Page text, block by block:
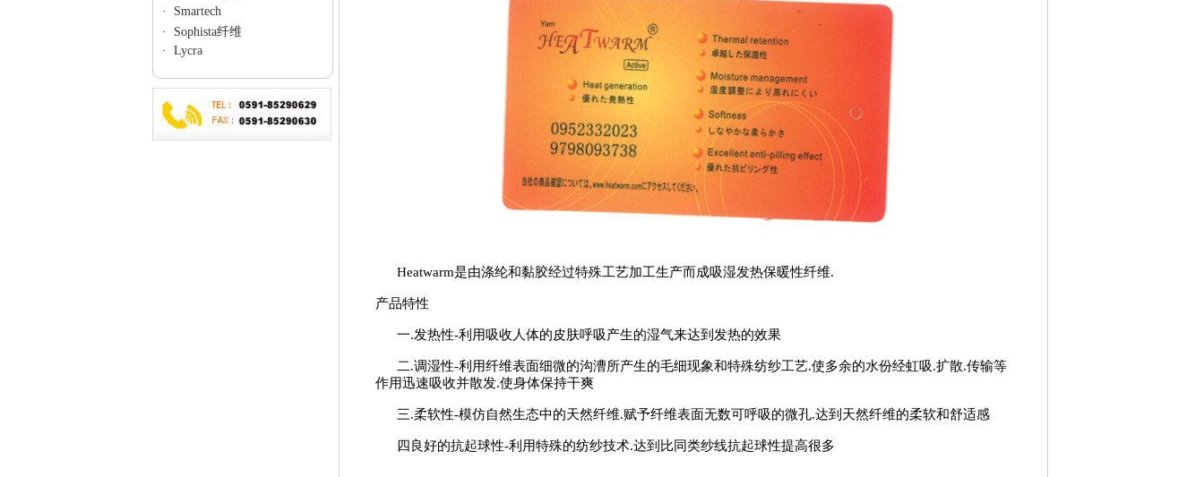
· Smartech
· Sophista纤维
· Lycra
Heatwarm是由涤纶和黏胶经过特殊工艺加工生产而成吸湿发热保暖性纤维.
产品特性
一.发热性-利用吸收人体的皮肤呼吸产生的湿气来达到发热的效果
二.调湿性-利用纤维表面细微的沟漕所产生的毛细现象和特殊纺纱工艺.使多余的水份经虹吸.扩散.传输等
作用迅速吸收并散发.使身体保持干爽
三.柔软性-模仿自然生态中的天然纤维.赋予纤维表面无数可呼吸的微孔.达到天然纤维的柔软和舒适感
四良好的抗起球性-利用特殊的纺纱技术.达到比同类纱线抗起球性提高很多